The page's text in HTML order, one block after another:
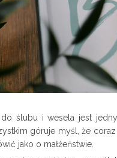
ślubu i wesela jest
góruje myśl, że
jako o małżeństwie.